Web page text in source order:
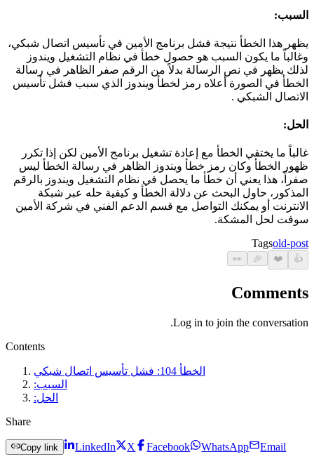
السبب:
يظهر هذا الخطأ نتيجة فشل برنامج الأمين في تأسيس اتصال شبكي،
وغالباً ما يكون السبب هو حصول خطأ في نظام التشغيل ويندوز
لذلك يظهر في نص الرسالة بدلاً من الرقم صفر الظاهر في رسالة
الخطأ في الصورة أعلاه رمز لخطأ ويندوز الذي سبب فشل تأسيس
الاتصال الشبكي .
الحل:
غالباً ما يختفي الخطأ مع إعادة تشغيل برنامج الأمين لكن إذا تكرر
ظهور الخطأ وكان رمز خطأ ويندوز الظاهر في رسالة الخطأ ليس
صفراً، هذا يعني أن خطأ ما يحصل في نظام التشغيل ويندوز بالرقم
المذكور، حاول البحث عن دلالة الخطأ و كيفية حله عبر شبكة
الانترنت أو يمكنك التواصل مع قسم الدعم الفني في شركة الأمين
سوفت لحل المشكة.
Tagsold-post
👍
❤️
🎉
👀
Comments
Log in to join the conversation.
Contents
الخطأ 104: فشل تأسيس اتصال شبكي
السبب:
الحل:
Share
Copy link LinkedIn X Facebook WhatsApp Email